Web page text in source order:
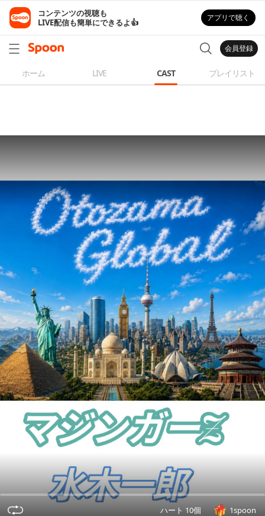
コンテンツの視聴も
LIVE配信も簡単にできるよ👍
アプリで聴く
会員登録
ホーム LIVE CAST プレイリスト
ハート 10個 1spoon